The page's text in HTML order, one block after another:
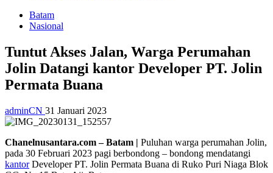
Batam
Nasional
Tuntut Akses Jalan, Warga Perumahan
Jolin Datangi kantor Developer PT. Jolin
Permata Buana
adminCN 31 Januari 2023
Chanelnusantara.com – Batam | Puluhan warga perumahan Jolin,
pada 30 Februari 2023 pagi berbondong – bondong mendatangi
kantorDeveloper PT. Jolin Permata Buana di Ruko Puri Niaga Blok